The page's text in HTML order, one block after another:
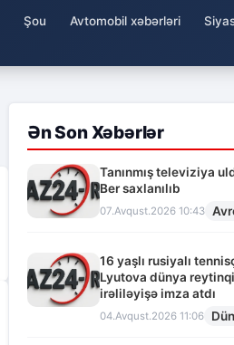
Şou Avtomobil xəbərləri
Ən Son Xəbərlər
Tanınmış televiziya
Ber saxlanılıb
07.Avqust.2026 10:43
16 yaşlı rusiyalı
Lyutova dünya
irəliləyişə imza atdı
04.Avqust.2026 11:06